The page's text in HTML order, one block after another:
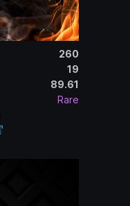
260
19
89.61
Rare